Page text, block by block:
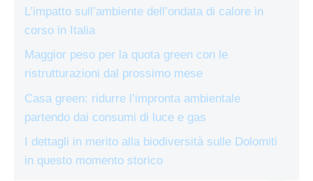
L’impatto sull’ambiente dell’ondata di calore in
corso in Italia
Maggior peso per la quota green con le
ristrutturazioni dal prossimo mese
Casa green: ridurre l’impronta ambientale
partendo dai consumi di luce e gas
I dettagli in merito alla biodiversità sulle Dolomiti
in questo momento storico